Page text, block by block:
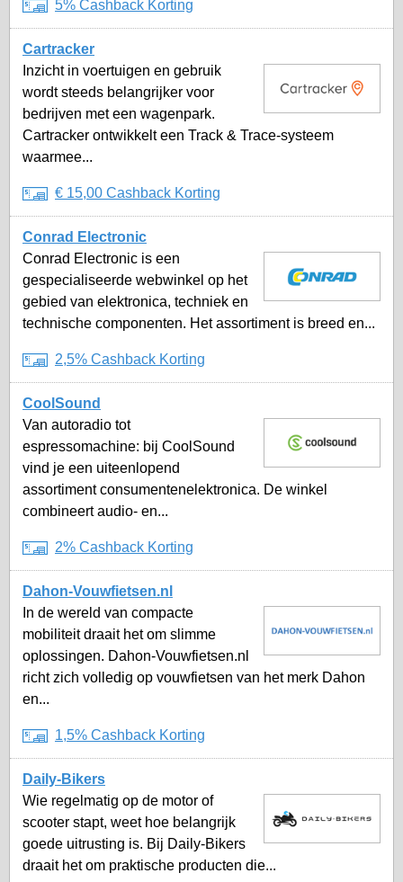
5% Cashback Korting
Cartracker
Inzicht in voertuigen en gebruik
wordt steeds belangrijker voor
bedrijven met een wagenpark.
Cartracker ontwikkelt een Track & Trace-systeem
waarmee...
€ 15,00 Cashback Korting
Conrad Electronic
Conrad Electronic is een
gespecialiseerde webwinkel op het
gebied van elektronica, techniek en
technische componenten. Het assortiment is breed en...
2,5% Cashback Korting
CoolSound
Van autoradio tot
espressomachine: bij CoolSound
vind je een uiteenlopend
assortiment consumentenelektronica. De winkel
combineert audio- en...
2% Cashback Korting
Dahon-Vouwfietsen.nl
In de wereld van compacte
mobiliteit draait het om slimme
oplossingen. Dahon-Vouwfietsen.nl
richt zich volledig op vouwfietsen van het merk Dahon
en...
1,5% Cashback Korting
Daily-Bikers
Wie regelmatig op de motor of
scooter stapt, weet hoe belangrijk
goede uitrusting is. Bij Daily-Bikers
draait het om praktische producten die...